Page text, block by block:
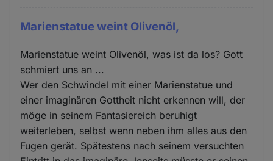
Marienstatue weint Olivenöl,
Marienstatue weint Olivenöl, was ist da los? Gott
schmiert uns an ...
Wer den Schwindel mit einer Marienstatue und
einer imaginären Gottheit nicht erkennen will, der
möge in seinem Fantasiereich beruhigt
weiterleben, selbst wenn neben ihm alles aus den
Fugen gerät. Spätestens nach seinem versuchten